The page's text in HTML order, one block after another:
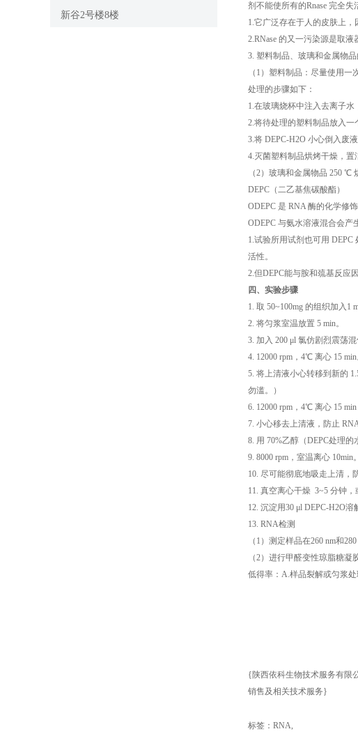
新谷2号楼8楼
剂不能使所有的Rnase 完全失
1.它广泛存在于人的皮肤上，
2.RNase 的又一污染源是取
3. 塑料制品、玻璃和金属物
（1）塑料制品：尽量使用一
处理的步骤如下：
1.在玻璃烧杯中注入去离子水
2.将待处理的塑料制品放入一
3.将 DEPC-H2O 小心倒入废
4.灭菌塑料制品烘烤干燥，置
（2）玻璃和金属物品 250 ℃
DEPC（二乙基焦碳酸酯）
ODEPC 是 RNA 酶的化学修
ODEPC 与氨水溶液混合会产
1.试验所用试剂也可用 DEPC
活性。
2.但DEPC能与胺和巯基反应
四、实验步骤
1. 取 50~100mg 的组织加入1
2. 将匀浆室温放置 5 min。
3. 加入 200 μl 氯仿剧烈震荡混
4. 12000 rpm，4℃ 离心 15 min
5. 将上清液小心转移到新的
勿滥。）
6. 12000 rpm，4℃ 离心 15 min
7. 小心移去上清液，防止
8. 用 70%乙醇（DEPC处理
9. 8000 rpm，室温离心 10min。
10. 尽可能彻底地吸走上清，
11. 真空离心干燥 3~5 分钟，
12. 沉淀用30 μl DEPC-H2O
13. RNA检测
（1）测定样品在260 nm和
（2）进行甲醛变性琼脂糖凝
低得率：A.样品裂解或匀浆
{陕西依科生物技术服务有限
销售及相关技术服务}
标签： RNA,